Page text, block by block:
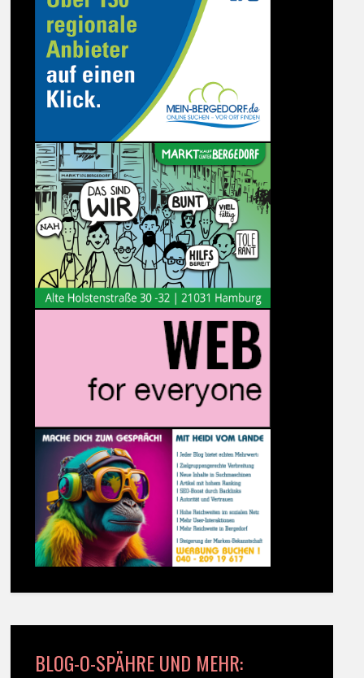
BLOG-O-SPÄHRE UND MEHR: